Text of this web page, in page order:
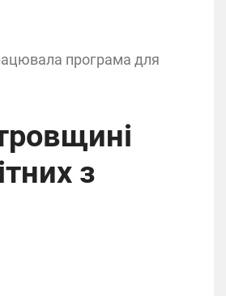
програма для
з